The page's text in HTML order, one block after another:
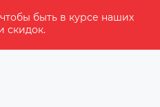
быть в курсе наших
скидок.